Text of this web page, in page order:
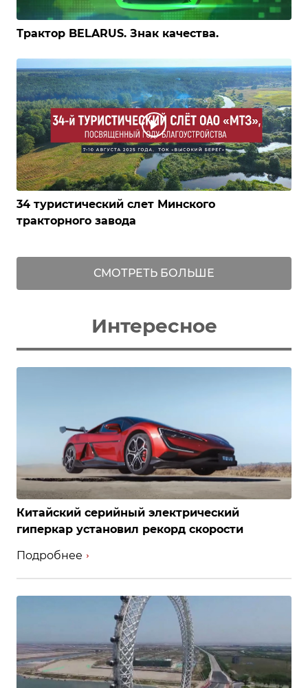
Трактор BELARUS. Знак качества.
34 туристический слет Минского
тракторного завода
СМОТРЕТЬ БОЛЬШЕ
Интересное
Китайский серийный электрический
гиперкар установил рекорд скорости
Подробнее